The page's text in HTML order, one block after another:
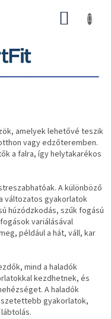
KOSÁR
amelyek lehetővé teszik
vagy edzőteremben.
a falra, így helytakarékos
A különböző
változatos gyakorlatok
húzódzkodás, szűk fogású
variálásával
például a hát, váll, kar
mind a haladók
kezdhetnek, és
A haladók
gyakorlatok,